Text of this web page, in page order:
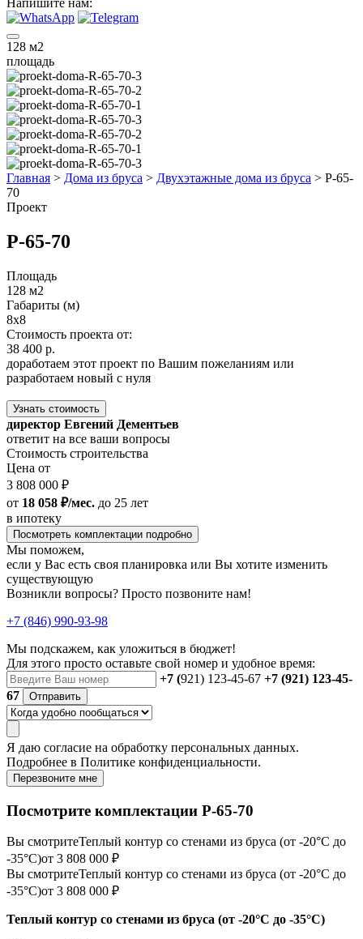
Напишите нам:
128 м2
площадь
Главная > Дома из бруса > Двухэтажные дома из бруса > Р-65-
70
Проект
Р-65-70
Площадь
128 м2
Габариты (м)
8x8
Стоимость проекта от:
38 400 р.
доработаем этот проект по Вашим пожеланиям или
разработаем новый с нуля
Узнать стоимость
директор Евгений Дементьев
ответит на все ваши вопросы
Стоимость строительства
Цена от
3 808 000 ₽
от 18 058 ₽/мес. до 25 лет
в ипотеку
Посмотреть комплектации подробно
Мы поможем,
если у Вас есть своя планировка или Вы хотите изменить
существующую
Возникли вопросы? Просто позвоните нам!
+7 (846) 990-93-98
Мы подскажем, как уложиться в бюджет!
Для этого просто оставьте свой номер и удобное время:
+7 (921) 123-45-67 +7 (921) 123-45-
67
Отправить
Я даю согласие на обработку персональных данных.
Подробнее в Политике конфиденциальности.
Перезвоните мне
Посмотрите комплектации Р-65-70
Вы смотритеТеплый контур со стенами из бруса (от -20°С до
-35°С)от 3 808 000 ₽
Вы смотритеТеплый контур со стенами из бруса (от -20°С до
-35°С)от 3 808 000 ₽
Теплый контур со стенами из бруса (от -20°С до -35°С)